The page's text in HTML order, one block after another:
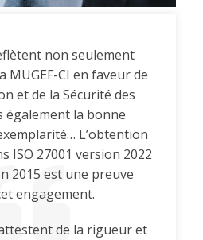
non seulement
MUGEF-CI en faveur de
et de la Sécurité des
la bonne
L’obtention
ISO 27001 version 2022
2015 est une preuve
engagement.
de la rigueur et